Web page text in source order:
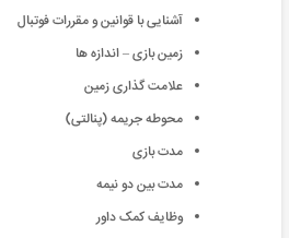
آشنایی با قوانین و مقررات فوتبال
زمین بازی – اندازه ها
علامت گذارى زمین
محوطه جریمه (پنالتى)
مدت بازى
مدت بین دو نیمه
وظایف کمک داور